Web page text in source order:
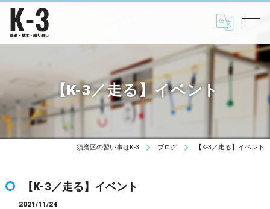
【K-3／走る】イベント
須磨区の習い事はK-3 ブログ 【K-3／走る】イベント
【K-3／走る】イベント
2021/11/24